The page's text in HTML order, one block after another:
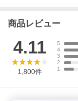
商品レビュー
4.11
1,800件
5
4
3
2
1